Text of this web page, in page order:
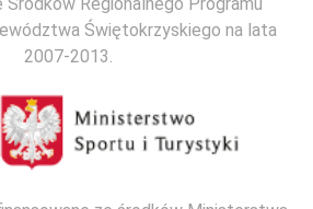
Świętokrzyskiego na lata
2007-2013.